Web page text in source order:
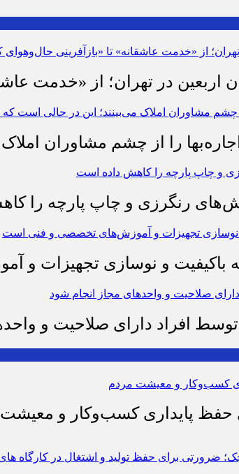
اربعین در تهران؛ از «خدمت
را از چشم مشاوران
رنگرزی و چاپ پارچه را
باکیفیت و نوسازی تجهیزات
توسط افراد دارای صلاحیت و
حفظ پایداری کسب‌وکار و